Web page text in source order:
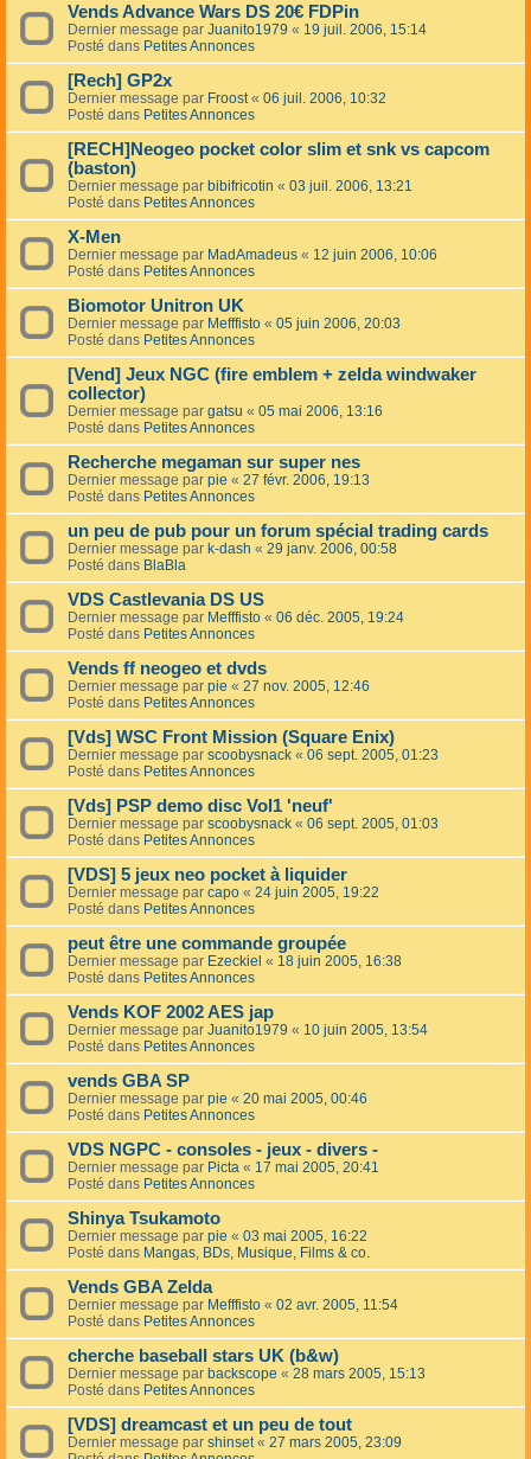
Vends Advance Wars DS 20€ FDPin
Dernier message par Juanito1979 « 19 juil. 2006, 15:14
Posté dans Petites Annonces
[Rech] GP2x
Dernier message par Froost« 06 juil. 2006, 10:32
Posté dans Petites Annonces
[RECH]Neogeo pocket color slim et snk vs capcom
(baston)
Dernier message par bibifricotin « 03 juil. 2006, 13:21
Posté dans Petites Annonces
X-Men
Dernier message par MadAmadeus « 12 juin 2006, 10:06
Posté dans Petites Annonces
Biomotor Unitron UK
Dernier message par Mefffisto « 05 juin 2006, 20:03
Posté dans Petites Annonces
[Vend] Jeux NGC (fire emblem + zelda windwaker
collector)
Dernier message par gatsu « 05 mai 2006, 13:16
Posté dans Petites Annonces
Recherche megaman sur super nes
Dernier message par pie « 27 févr. 2006, 19:13
Posté dans Petites Annonces
un peu de pub pour un forum spécial trading cards
Dernier message par k-dash « 29 janv. 2006, 00:58
Posté dans BlaBla
VDS Castlevania DS US
Dernier message par Mefffisto « 06 déc. 2005, 19:24
Posté dans Petites Annonces
Vends ff neogeo et dvds
Dernier message par pie « 27 nov. 2005, 12:46
Posté dans Petites Annonces
[Vds] WSC Front Mission (Square Enix)
Dernier message par scoobysnack « 06 sept. 2005, 01:23
Posté dans Petites Annonces
[Vds] PSP demo disc Vol1 'neuf'
Dernier message par scoobysnack « 06 sept. 2005, 01:03
Posté dans Petites Annonces
[VDS] 5 jeux neo pocket à liquider
Dernier message par capo « 24 juin 2005, 19:22
Posté dans Petites Annonces
peut être une commande groupée
Dernier message par Ezeckiel « 18 juin 2005, 16:38
Posté dans Petites Annonces
Vends KOF 2002 AES jap
Dernier message par Juanito1979 « 10 juin 2005, 13:54
Posté dans Petites Annonces
vends GBA SP
Dernier message par pie « 20 mai 2005, 00:46
Posté dans Petites Annonces
VDS NGPC - consoles - jeux - divers -
Dernier message par Picta « 17 mai 2005, 20:41
Posté dans Petites Annonces
Shinya Tsukamoto
Dernier message par pie « 03 mai 2005, 16:22
Posté dans Mangas, BDs, Musique, Films & co.
Vends GBA Zelda
Dernier message par Mefffisto « 02 avr. 2005, 11:54
Posté dans Petites Annonces
cherche baseball stars UK (b&w)
Dernier message par backscope « 28 mars 2005, 15:13
Posté dans Petites Annonces
[VDS] dreamcast et un peu de tout
Dernier message par shinset« 27 mars 2005, 23:09